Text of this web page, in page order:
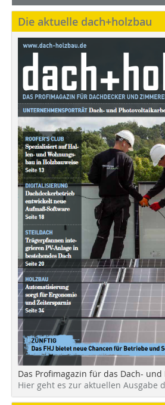
Die aktuelle dach+holzbau
Das Profimagazin für das Dach-
Hier geht es zur aktuellen Ausgabe